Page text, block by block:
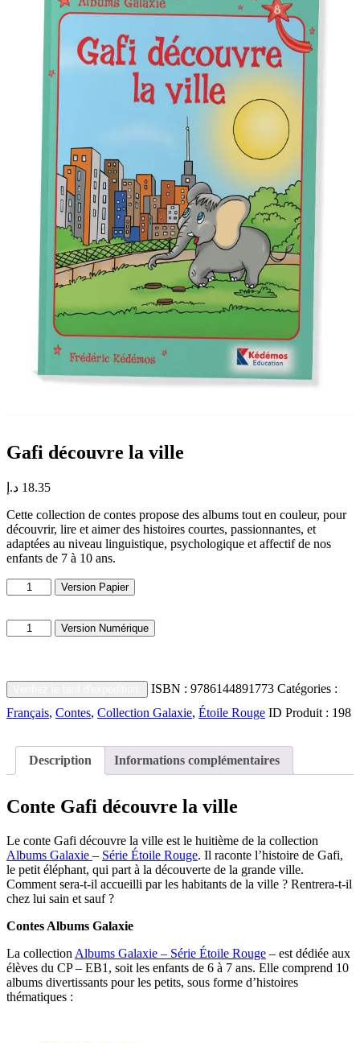
Gafi découvre la ville
18.35 د.إ
Cette collection de contes propose des albums tout en couleur, pour
découvrir, lire et aimer des histoires courtes, passionnantes, et
adaptées au niveau linguistique, psychologique et affectif de nos
enfants de 7 à 10 ans.
quantité
de
découvre
Version Papier
quantité
de
la
ville
Version Numérique
ISBN : 9786144891773 Catégories :
Français, Contes, Collection Galaxie, Étoile Rouge ID Produit : 198
Description Informations complémentaires
Conte Gafi découvre la ville
Le conte Gafi découvre la ville est le huitième de la collection
Albums Galaxie – Série Étoile Rouge. Il raconte l’histoire de Gafi,
le petit éléphant, qui part à la découverte de la grande ville.
Comment sera-t-il accueilli par les habitants de la ville ? Rentrera-t-il
chez lui sain et sauf ?
Contes Albums Galaxie
La collection Albums Galaxie – Série Étoile Rouge – est dédiée aux
élèves du CP – EB1, soit les enfants de 6 à 7 ans. Elle comprend 10
albums divertissants pour les petits, sous forme d’histoires
thématiques :